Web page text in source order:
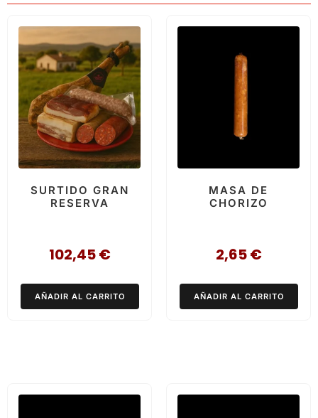
SURTIDO GRAN
RESERVA
102,45€
AÑADIR AL CARRITO
MASA DE
CHORIZO
2,65€
AÑADIR AL CARRITO